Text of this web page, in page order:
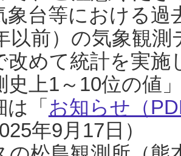
象台等における過
以前）の気象観
改めて統計を実
史上1～10位の値
「 お知らせ（
年9月17日）